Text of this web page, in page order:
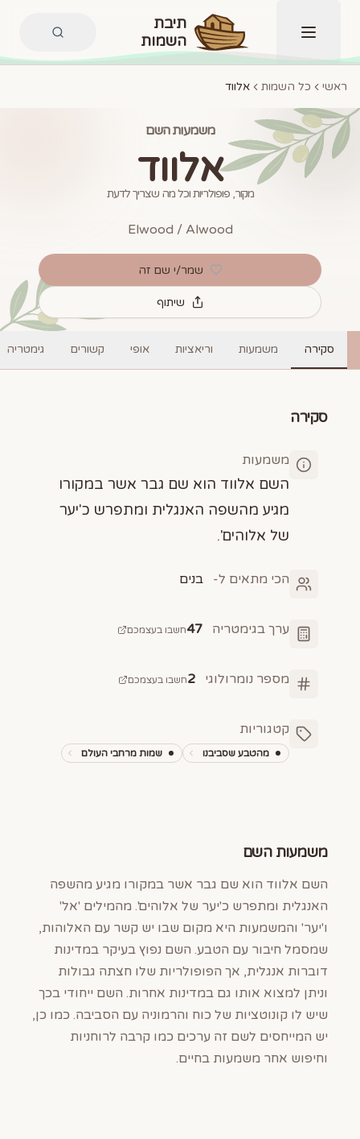
תפריט
תיבת
השמות
ראשי כל השמות אלווד
משמעות השם
אלווד
מקור, פופולריות וכל מה שצריך לדעת
Elwood / Alwood
שמר/י שם זה
שיתוף
סקירה משמעות וריאציות אופי קשורים גימטריה
סקירה
משמעות
השם אלווד הוא שם גבר אשר במקורו
מגיע מהשפה האנגלית ומתפרש כ'יער
של אלוהים'.
הכי מתאים ל- בנים
ערך בגימטריה 47חשבו בעצמכם
מספר נומרולוגי 2חשבו בעצמכם
קטגוריות
מהטבע שסביבנו שמות מרחבי העולם
משמעות השם
השם אלווד הוא שם גבר אשר במקורו מגיע מהשפה
האנגלית ומתפרש כ'יער של אלוהים'. מהמילים 'אל'
ו'יער' והמשמעות היא מקום שבו יש קשר עם האלוהות,
שמסמל חיבור עם הטבע. השם נפוץ בעיקר במדינות
דוברות אנגלית, אך הפופולריות שלו חצתה גבולות
וניתן למצוא אותו גם במדינות אחרות. השם ייחודי בכך
שיש לו קונוטציות של כוח והרמוניה עם הסביבה. כמו כן,
יש המייחסים לשם זה ערכים כמו קרבה לרוחניות
וחיפוש אחר משמעות בחיים.